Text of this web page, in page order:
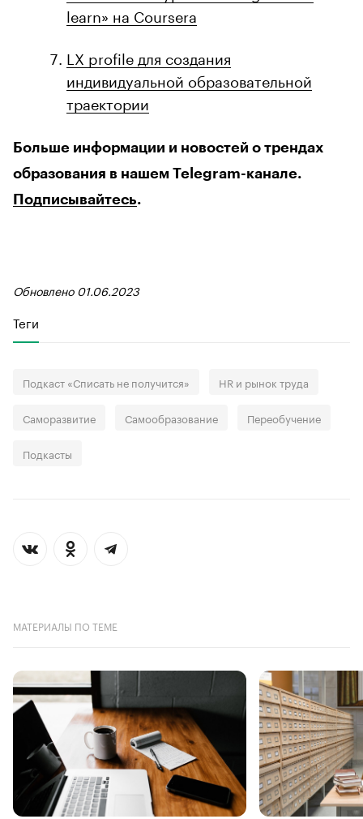
learn» на Coursera
LX profile для создания
индивидуальной образовательной
траектории
Больше информации и новостей о трендах
образования в нашем Telegram-канале.
Подписывайтесь.
Обновлено 01.06.2023
Теги
Подкаст «Списать не получится» HR и рынок труда
Саморазвитие Самообразование Переобучение
Подкасты
МАТЕРИАЛЫ ПО ТЕМЕ